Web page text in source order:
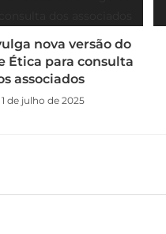
nova versão do
Ética para consulta
associados
1 de julho de 2025